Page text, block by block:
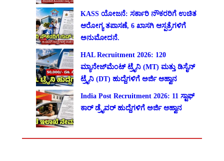
KASS ಯೋಜನೆ: ಸರ್ಕಾರಿ ನೌಕರರಿಗೆ ಉಚಿತ
ಆರೋಗ್ಯ ತಪಾಸಣೆ, 6 ಖಾಸಗಿ ಆಸ್ಪತ್ರೆಗಳಿಗೆ
ಅನುಮೋದನೆ.
HAL Recruitment 2026: 120
ಮ್ಯಾನೇಜ್‌ಮೆಂಟ್ ಟ್ರೈನಿ (MT) ಮತ್ತು ಡಿಸೈನ್
ಟ್ರೈನಿ (DT) ಹುದ್ದೆಗಳಿಗೆ ಅರ್ಜಿ ಆಹ್ವಾನ
India Post Recruitment 2026: 11 ಸ್ಟಾಫ್
ಕಾರ್ ಡ್ರೈವರ್ ಹುದ್ದೆಗಳಿಗೆ ಅರ್ಜಿ ಆಹ್ವಾನ